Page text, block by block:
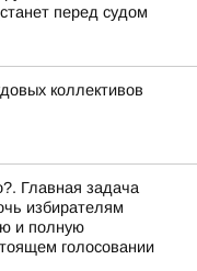
перед судом
коллективов
Главная задача
избирателям
и полную
голосовании